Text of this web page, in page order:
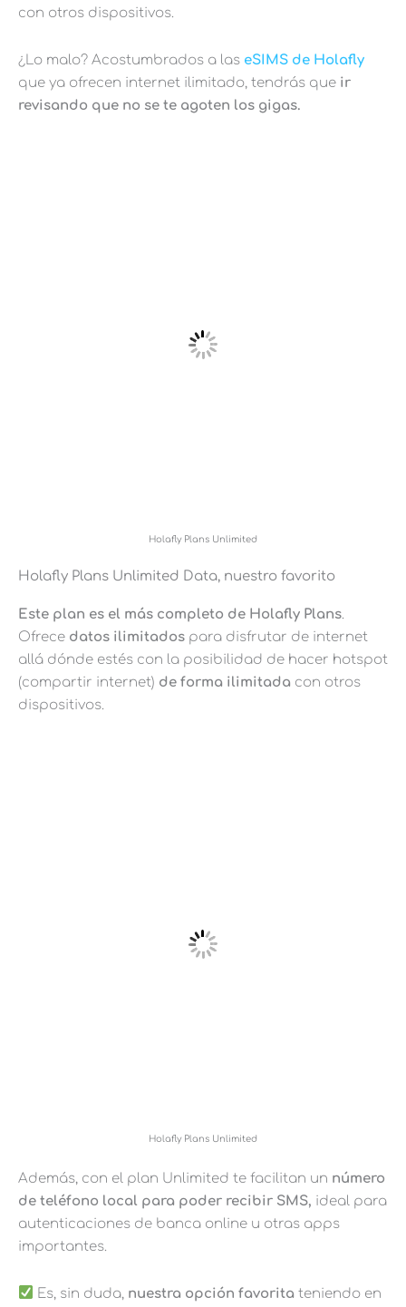
con otros dispositivos.
¿Lo malo? Acostumbrados a las eSIMS de Holafly
que ya ofrecen internet ilimitado, tendrás que ir
revisando que no se te agoten los gigas.
Holafly Plans Unlimited
Holafly Plans Unlimited Data, nuestro favorito
Este plan es el más completo de Holafly Plans.
Ofrece datos ilimitados para disfrutar de internet
allá dónde estés con la posibilidad de hacer hotspot
(compartir internet) de forma ilimitada con otros
dispositivos.
Holafly Plans Unlimited
Además, con el plan Unlimited te facilitan un número
de teléfono local para poder recibir SMS, ideal para
autenticaciones de banca online u otras apps
importantes.
Es, sin duda, nuestra opción favorita teniendo en